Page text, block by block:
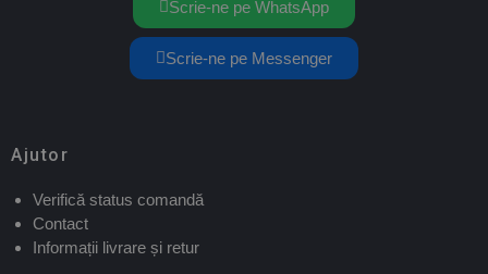
Scrie-ne pe WhatsApp
Scrie-ne pe Messenger
Ajutor
Verifică status comandă
Contact
Informații livrare și retur